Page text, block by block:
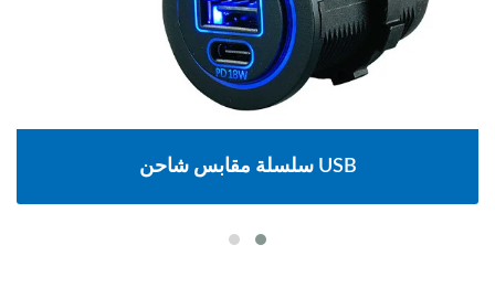
سلسلة مقابس شاحن USB